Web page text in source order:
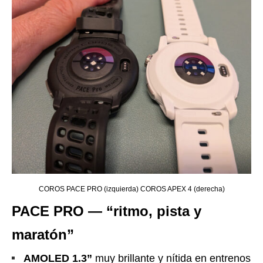
COROS PACE PRO (izquierda) COROS APEX 4 (derecha)
PACE PRO — “ritmo, pista y
maratón”
AMOLED 1.3” muy brillante y nítida en entrenos